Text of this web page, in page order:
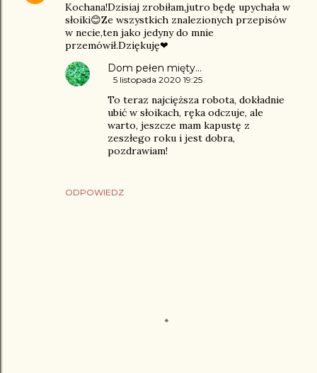
Kochana!Dzisiaj zrobiłam,jutro będę upychała w
słoiki😊Ze wszystkich znalezionych przepisów
w necie,ten jako jedyny do mnie
przemówił.Dziękuję❤
ODPOWIEDZ
Dom pełen mięty...
5 listopada 2020 19:25
To teraz najcięższa robota, dokładnie
ubić w słoikach, ręka odczuje, ale
warto, jeszcze mam kapustę z
zeszłego roku i jest dobra,
pozdrawiam!